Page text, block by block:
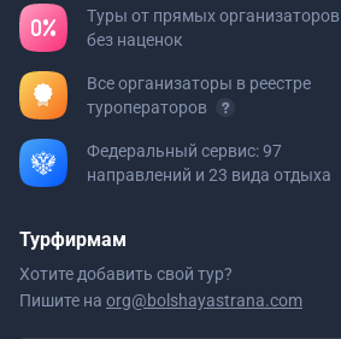
Туры от прямых организаторов
без наценок
Все организаторы в реестре
туроператоров
Федеральный сервис: 97
направлений и 23 вида отдыха
Турфирмам
Хотите добавить свой тур?
Пишите на org@bolshayastrana.com